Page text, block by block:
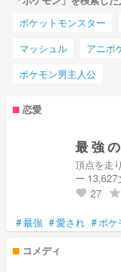
ポケットモンスター
マッシュル
アニポ
ポケモン男主人公
恋愛
最 強
頂点を走
ー 13,627
favorite 27 grade
#最強 #愛され #ポケ
コメディ